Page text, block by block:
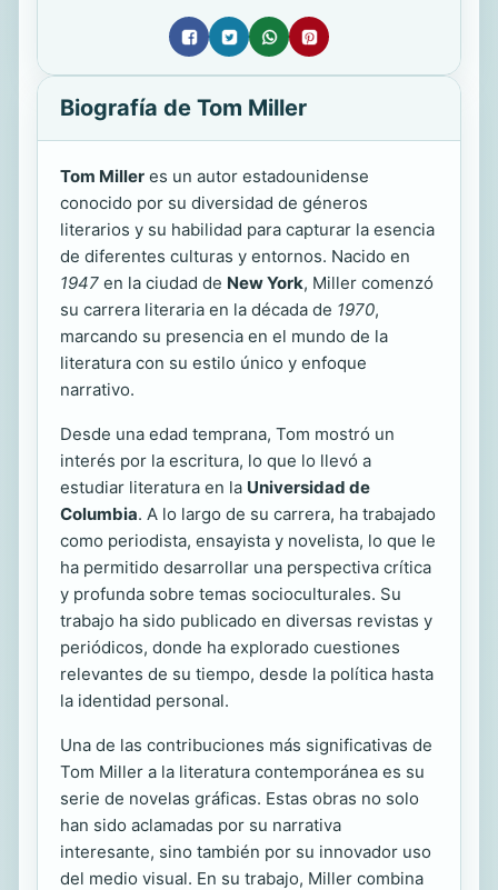
Biografía de Tom Miller
Tom Miller es un autor estadounidense
conocido por su diversidad de géneros
literarios y su habilidad para capturar la esencia
de diferentes culturas y entornos. Nacido en
1947 en la ciudad de New York, Miller comenzó
su carrera literaria en la década de 1970,
marcando su presencia en el mundo de la
literatura con su estilo único y enfoque
narrativo.
Desde una edad temprana, Tom mostró un
interés por la escritura, lo que lo llevó a
estudiar literatura en la Universidad de
Columbia. A lo largo de su carrera, ha trabajado
como periodista, ensayista y novelista, lo que le
ha permitido desarrollar una perspectiva crítica
y profunda sobre temas socioculturales. Su
trabajo ha sido publicado en diversas revistas y
periódicos, donde ha explorado cuestiones
relevantes de su tiempo, desde la política hasta
la identidad personal.
Una de las contribuciones más significativas de
Tom Miller a la literatura contemporánea es su
serie de novelas gráficas. Estas obras no solo
han sido aclamadas por su narrativa
interesante, sino también por su innovador uso
del medio visual. En su trabajo, Miller combina